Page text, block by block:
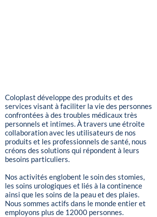
Coloplast développe des produits et des
services visant à faciliter la vie des personnes
confrontées à des troubles médicaux très
personnels et intimes. À travers une étroite
collaboration avec les utilisateurs de nos
produits et les professionnels de santé, nous
créons des solutions qui répondent à leurs
besoins particuliers.
Nos activités englobent le soin des stomies,
les soins urologiques et liés à la continence
ainsi que les soins de la peau et des plaies.
Nous sommes actifs dans le monde entier et
employons plus de 12000 personnes.